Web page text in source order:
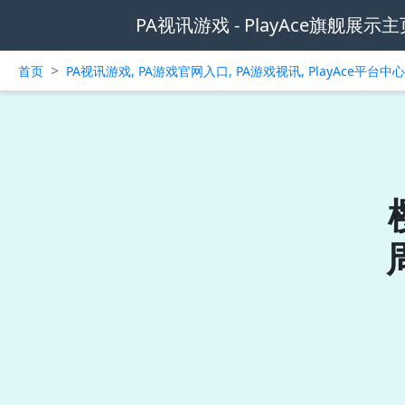
PA视讯游戏 - PlayAce旗舰展示主
首页 > PA视讯游戏, PA游戏官网入口, PA游戏视讯, PlayAce平台中